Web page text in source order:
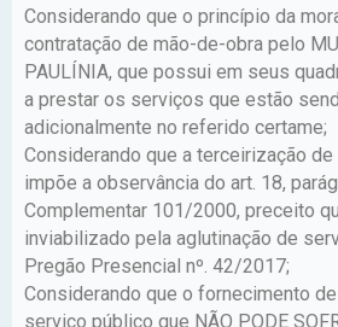
Considerando que o princípio da
contratação de mão-de-obra pelo
PAULÍNIA, que possui em seus
a prestar os serviços que estão
adicionalmente no referido certame;
Considerando que a terceirização
impõe a observância do art. 18,
Complementar 101/2000, preceito
inviabilizado pela aglutinação de
Pregão Presencial nº. 42/2017;
Considerando que o fornecimento
serviço público que NÃO PODE